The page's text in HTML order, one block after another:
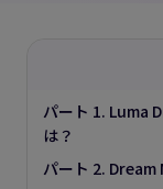
パート 1. Luma
は？
パート 2. Dream